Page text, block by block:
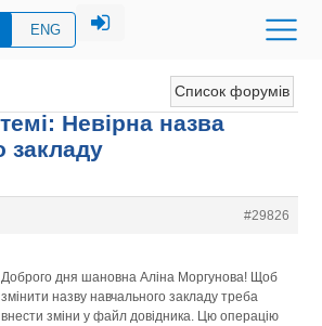
ENG
Список форумів
Невірна назва
закладу
#29826
Доброго дня шановна Аліна Моргунова! Щоб
змінити назву навчального закладу треба
внести зміни у файл довідника. Цю операцію